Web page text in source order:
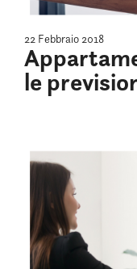
22 Febbraio 2018
le